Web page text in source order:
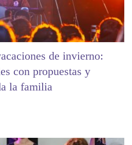
de invierno:
con propuestas y
la familia